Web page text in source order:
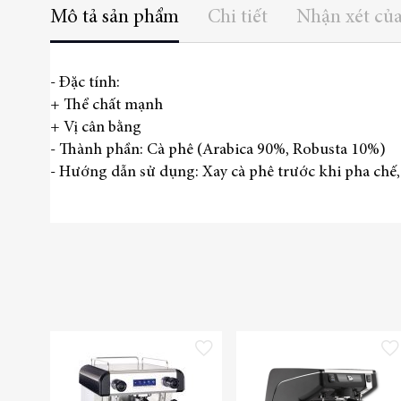
Mô tả sản phẩm
- Đặc tính:
+ Thể chất mạnh
+ Vị cân bằng
- Thành phần: Cà phê (Arabica 90%, Robusta 10%)
- Hướng dẫn sử dụng: Xay cà phê trước khi pha
Chi tiết Nhận xét
Thêm vào danh sách yêu thích